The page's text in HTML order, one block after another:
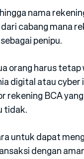
nama
cabang mana
penipu.
orang harus
digital atau
rekening BCA
tidak.
untuk dapat
dengan